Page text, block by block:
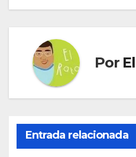
Por
Entrada relacionada